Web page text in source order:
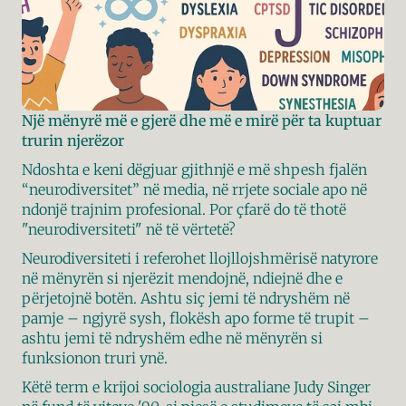
Një mënyrë më e gjerë dhe më e mirë për ta kuptuar
trurin njerëzor
Ndoshta e keni dëgjuar gjithnjë e më shpesh fjalën
“neurodiversitet” në media, në rrjete sociale apo në
ndonjë trajnim profesional. Por çfarë do të thotë
"neurodiversiteti" në të vërtetë?
Neurodiversiteti i referohet llojllojshmërisë natyrore
në mënyrën si njerëzit mendojnë, ndiejnë dhe e
përjetojnë botën. Ashtu siç jemi të ndryshëm në
pamje – ngjyrë sysh, flokësh apo forme të trupit –
ashtu jemi të ndryshëm edhe në mënyrën si
funksionon truri ynë.
Këtë term e krijoi sociologia australiane Judy Singer